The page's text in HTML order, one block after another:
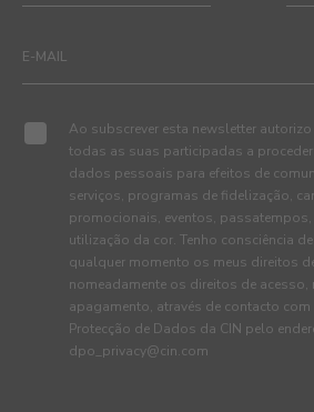
Ao subscrever esta newsletter autorizo
todas as suas participadas a
dados pessoais para efeitos de
serviços, programas de fidelização,
promocionais, eventos,
utilização da cor. Tenho consciência
qualquer momento os meus direitos
nomeadamente os direitos de
apagamento, através de contacto
Protecção de Dados da CIN pelo
dpo_privacy@cin.com